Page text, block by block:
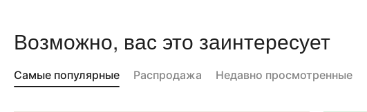
Возможно, вас это заинтересует
Самые популярные Распродажа Недавно просмотренные